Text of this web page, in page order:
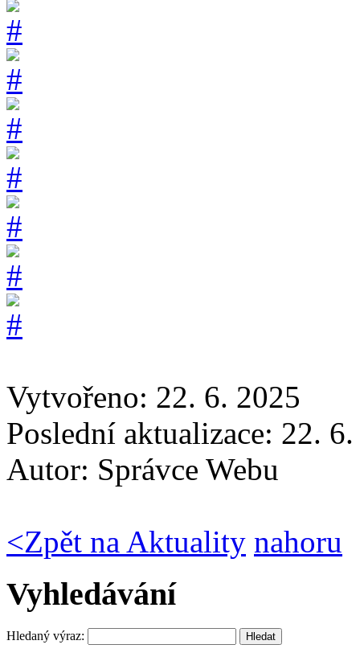
Vytvořeno: 22. 6. 2025
Poslední aktualizace: 22.
Autor: Správce Webu
<Zpět na Aktuality nahoru
Vyhledávání
Hledaný výraz: